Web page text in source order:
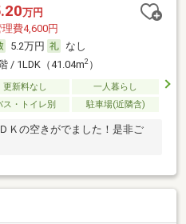
万円
理費4,600円
5.2万円
なし
/ 1LDK（41.04m2）
更新料なし
一人暮らし
ス・トイレ別 駐車場(近隣含)
Ｋの空きがでました！是非ご